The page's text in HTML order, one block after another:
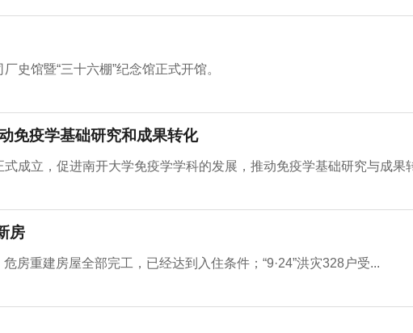
史馆暨“三十六棚”纪念馆正式开馆。
免疫学基础研究和成果转化
成立，促进南开大学免疫学学科的发展，推动免疫学基础研究与成果
房
房重建房屋全部完工，已经达到入住条件；“9·24”洪灾328户受...